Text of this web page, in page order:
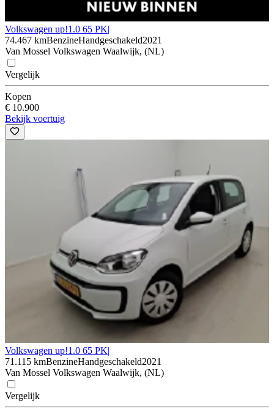
Volkswagen up!1.0 65 PK|
74.467 kmBenzineHandgeschakeld2021
Van Mossel Volkswagen Waalwijk, (NL)
Vergelijk
Kopen
€ 10.900
Bekijk voertuig
Volkswagen up!1.0 65 PK|
71.115 kmBenzineHandgeschakeld2021
Van Mossel Volkswagen Waalwijk, (NL)
Vergelijk